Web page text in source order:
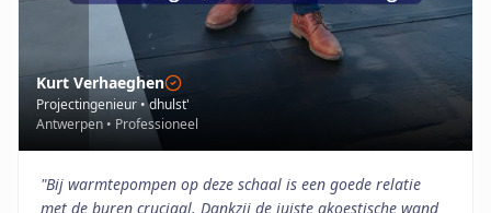
Kurt Verhaeghen
Projectingenieur •dhulst'
Antwerpen • Professioneel
"Bij warmtepompen op deze schaal is een goede relatie
met de buren cruciaal. Dankzij de juiste akoestische wand